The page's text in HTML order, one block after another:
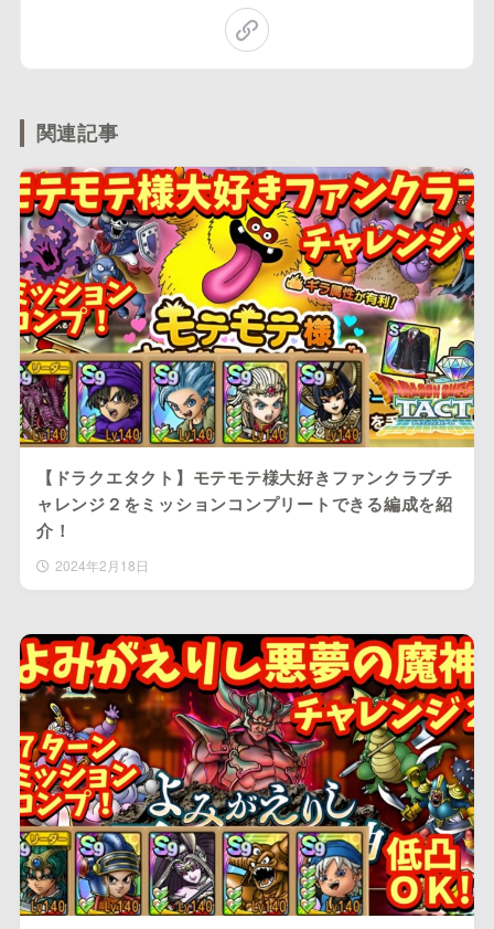
関連記事
【ドラクエタクト】モテモテ様大好きファンクラブチ
ャレンジ２をミッションコンプリートできる編成を紹
介！
2024年2月18日